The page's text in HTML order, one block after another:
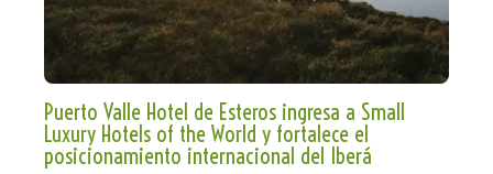
Puerto Valle Hotel de Esteros ingresa a Small
Luxury Hotels of the World y fortalece el
posicionamiento internacional del Iberá